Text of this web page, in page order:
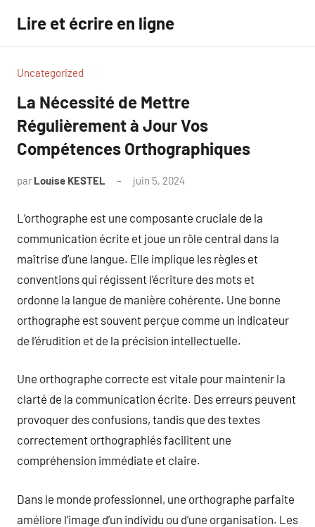
contenu
Lire et écrire en ligne
Uncategorized
La Nécessité de Mettre
Régulièrement à Jour Vos
Compétences Orthographiques
par Louise KESTEL juin 5, 2024
L’orthographe est une composante cruciale de la
communication écrite et joue un rôle central dans la
maîtrise d’une langue. Elle implique les règles et
conventions qui régissent l’écriture des mots et
ordonne la langue de manière cohérente. Une bonne
orthographe est souvent perçue comme un indicateur
de l’érudition et de la précision intellectuelle.
Une orthographe correcte est vitale pour maintenir la
clarté de la communication écrite. Des erreurs peuvent
provoquer des confusions, tandis que des textes
correctement orthographiés facilitent une
compréhension immédiate et claire.
Dans le monde professionnel, une orthographe parfaite
améliore l’image d’un individu ou d’une organisation. Les